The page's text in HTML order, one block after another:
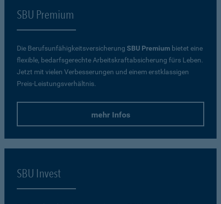
SBU Premium
Die Berufsunfähigkeitsversicherung SBU Premium bietet eine
flexible, bedarfsgerechte Arbeitskraftabsicherung fürs Leben.
Jetzt mit vielen Verbesserungen und einem erstklassigen
Preis-Leistungsverhältnis.
mehr Infos
SBU Invest